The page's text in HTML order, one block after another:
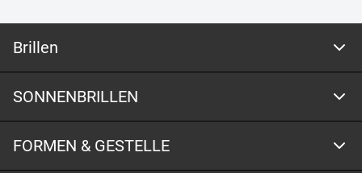
Brillen
SONNENBRILLEN
FORMEN & GESTELLE